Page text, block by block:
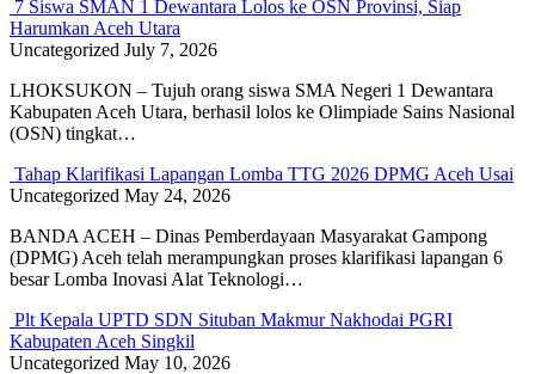
7 Siswa SMAN 1 Dewantara Lolos ke OSN Provinsi, Siap
Harumkan Aceh Utara
Uncategorized July 7, 2026
LHOKSUKON – Tujuh orang siswa SMA Negeri 1 Dewantara
Kabupaten Aceh Utara, berhasil lolos ke Olimpiade Sains Nasional
(OSN) tingkat…
Tahap Klarifikasi Lapangan Lomba TTG 2026 DPMG Aceh Usai
Uncategorized May 24, 2026
BANDA ACEH – Dinas Pemberdayaan Masyarakat Gampong
(DPMG) Aceh telah merampungkan proses klarifikasi lapangan 6
besar Lomba Inovasi Alat Teknologi…
Plt Kepala UPTD SDN Situban Makmur Nakhodai PGRI
Kabupaten Aceh Singkil
Uncategorized May 10, 2026